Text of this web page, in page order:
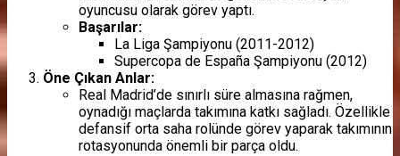
oyuncusu olarak görev yaptı.
Başarılar:
La Liga Şampiyonu (2011-2012)
Supercopa de España Şampiyonu (2012)
Öne Çıkan Anlar:
Real Madrid’de sınırlı süre almasına rağmen,
oynadığı maçlarda takımına katkı sağladı. Özellikle
defansif orta saha rolünde görev yaparak takımının
rotasyonunda önemli bir parça oldu.